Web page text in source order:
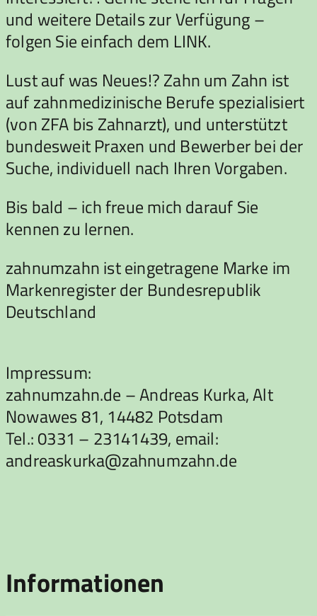
und weitere Details zur Verfügung –
folgen Sie einfach dem LINK.
Lust auf was Neues!? Zahn um Zahn ist
auf zahnmedizinische Berufe spezialisiert
(von ZFA bis Zahnarzt), und unterstützt
bundesweit Praxen und Bewerber bei der
Suche, individuell nach Ihren Vorgaben.
Bis bald – ich freue mich darauf Sie
kennen zu lernen.
zahnumzahn ist eingetragene Marke im
Markenregister der Bundesrepublik
Deutschland
Impressum:
zahnumzahn.de – Andreas Kurka, Alt
Nowawes 81, 14482 Potsdam
Tel.: 0331 – 23141439, email:
andreaskurka@zahnumzahn.de
Informationen